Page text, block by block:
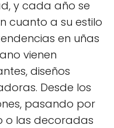
y cada año se
cuanto a su estilo
en uñas
vienen
diseños
Desde los
pasando por
o las decoradas